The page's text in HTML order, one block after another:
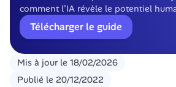
comment l’IA révèle le potentiel
Télécharger le guide
Mis à jour le 18/02/2026
Publié le 20/12/2022